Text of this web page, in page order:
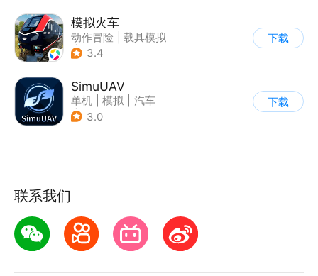
模拟火车
动作冒险
载具模拟
| 写实
3.4
下载
SimuUAV
单机 模拟
汽车
| 烧脑
3.0
下载
联系我们